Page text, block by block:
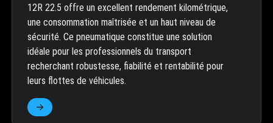
12R 22.5 offre un excellent rendement kilométrique,
une consommation maîtrisée et un haut niveau de
sécurité. Ce pneumatique constitue une solution
idéale pour les professionnels du transport
recherchant robustesse, fiabilité et rentabilité pour
leurs flottes de véhicules.